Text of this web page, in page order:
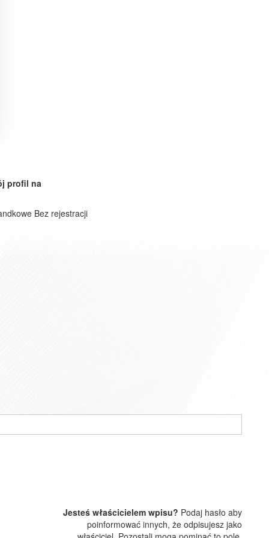
profil na
Bez rejestracji
Jesteś właścicielem wpisu? Podaj hasło aby
poinformować innych, że odpisujesz jako